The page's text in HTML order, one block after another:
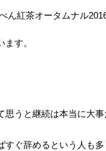
紅茶オータムナル
す。
うと継続は本当に大
ぐ辞めるという人も多